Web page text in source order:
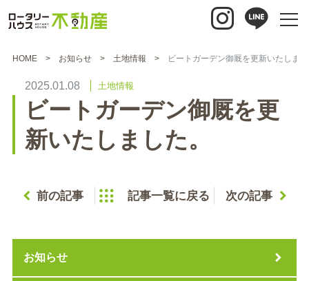
HOME お知らせ 土地情報 ビートガーデン御厩を更新いたしま
2025.01.08 土地情報
ビートガーデン御厩を更
新いたしました。
前の記事 記事一覧に戻る 次の記事
お知らせ